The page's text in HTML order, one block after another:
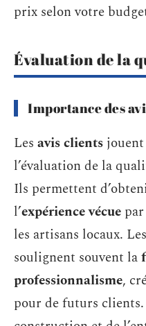
prix selon votre
Évaluation de la
Importance des
Les avis clients
l’évaluation de la
Ils permettent
l’expérience vécue
les artisans locaux.
soulignent souvent la
professionnalisme,
pour de futurs